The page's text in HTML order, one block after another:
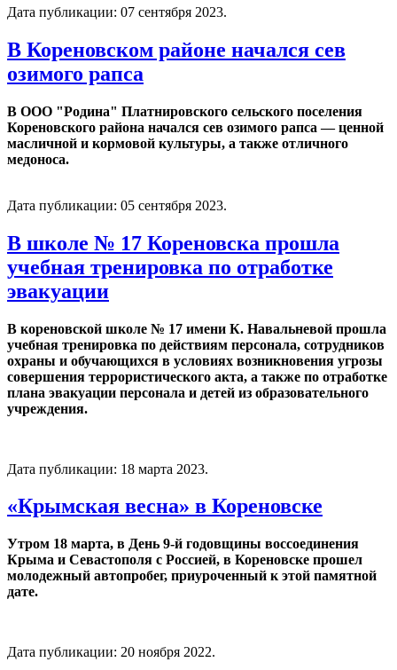
Дата публикации: 07 сентября 2023.
В Кореновском районе начался сев
озимого рапса
В ООО "Родина" Платнировского сельского поселения
Кореновского района начался сев озимого рапса — ценной
масличной и кормовой культуры, а также отличного
медоноса.
Дата публикации: 05 сентября 2023.
В школе № 17 Кореновска прошла
учебная тренировка по отработке
эвакуации
В кореновской школе № 17 имени К. Навальневой прошла
учебная тренировка по действиям персонала, сотрудников
охраны и обучающихся в условиях возникновения угрозы
совершения террористического акта, а также по отработке
плана эвакуации персонала и детей из образовательного
учреждения.
Дата публикации: 18 марта 2023.
«Крымская весна» в Кореновске
Утром 18 марта, в День 9-й годовщины воссоединения
Крыма и Севастополя с Россией, в Кореновске прошел
молодежный автопробег, приуроченный к этой памятной
дате.
Дата публикации: 20 ноября 2022.